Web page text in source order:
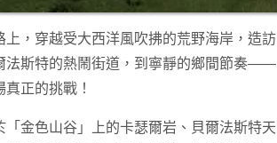
，穿越受大西洋風吹拂的荒野海岸，造訪
法斯特的熱鬧街道，到寧靜的鄉間節奏——
正的挑戰！
金色山谷」上的卡瑟爾岩、貝爾法斯特天